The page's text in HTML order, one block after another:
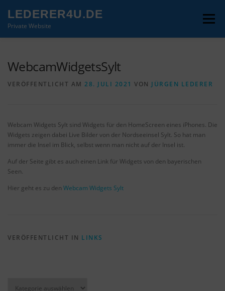
springen
LEDERER4U.DE
Private Website
Menü
WebcamWidgetsSylt
VERÖFFENTLICHT AM 28. JULI 2021 VON JÜRGEN LEDERER
Webcam Widgets Sylt sind Widgets für den HomeScreen eines iPhones. Die
Widgets zeigen dabei Live Bilder von der Nordseeinsel Sylt. So hat man
immer die Insel im Blick, selbst wenn man nicht auf der Insel ist.
Auf der Seite gibt es auch einen Link für Widgets von den bayerischen
Seen.
Hier geht es zu den Webcam Widgets Sylt
VERÖFFENTLICHT IN LINKS